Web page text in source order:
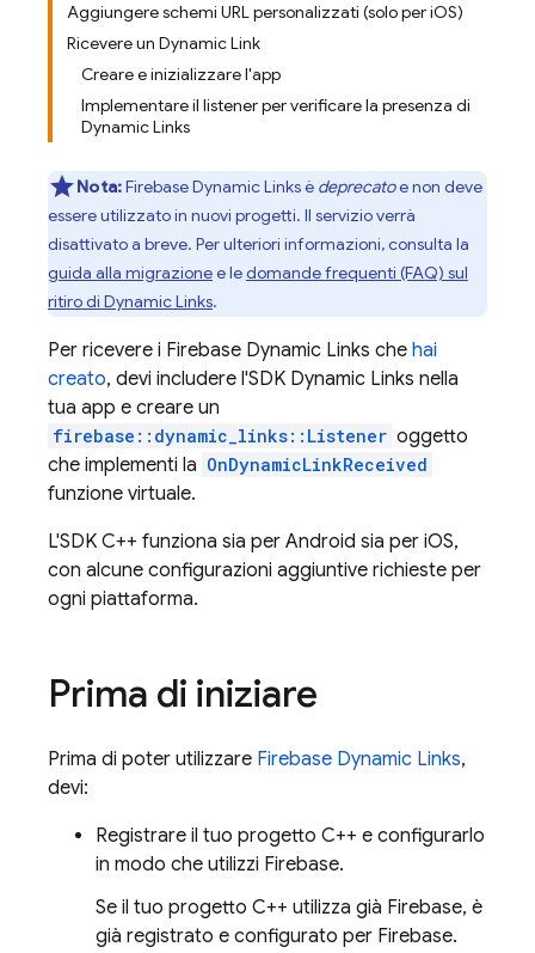
Aggiungere schemi URL personalizzati (solo per iOS)
Ricevere un Dynamic Link
Creare e inizializzare l'app
Implementare il listener per verificare la presenza di
Dynamic Links
Nota:Firebase Dynamic Links è deprecatoe non deve
essere utilizzato in nuovi progetti. Il servizio verrà
disattivato a breve. Per ulteriori informazioni, consulta la
guida alla migrazionee ledomande frequenti (FAQ) sul
ritiro di Dynamic Links.
Per ricevere i Firebase Dynamic Links che hai
creato, devi includere l'SDK Dynamic Links nella
tua app e creare un
firebase::dynamic_links::Listener oggetto
che implementi la OnDynamicLinkReceived
funzione virtuale.
L'SDK C++ funziona sia per Android sia per iOS,
con alcune configurazioni aggiuntive richieste per
ogni piattaforma.
Prima di iniziare
Prima di poter utilizzare Firebase Dynamic Links,
devi:
Registrare il tuo progetto C++ e configurarlo
in modo che utilizzi Firebase.
Se il tuo progetto C++ utilizza già Firebase, è
già registrato e configurato per Firebase.